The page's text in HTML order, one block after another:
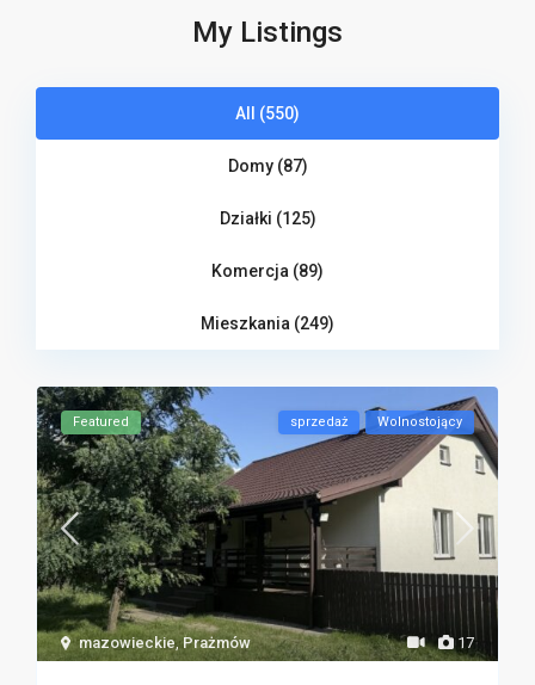
My Listings
All (550)
Domy (87)
Działki (125)
Komercja (89)
Mieszkania (249)
17
mazowieckie,Prażmów
Featured sprzedaż Wolnostojący